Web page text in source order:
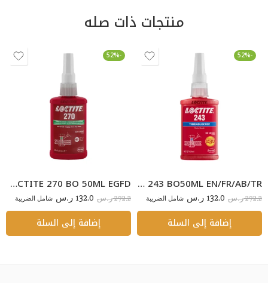
منتجات ذات صله
-52%
LOCTITE 243 BO50ML EN/FR/AB/TR
272.2 ر.س 132.0 ر.س شامل الضريبة
إضافة إلى السلة
-52%
LOCTITE 270 BO 50ML EGFD
272.2 ر.س 132.0 ر.س شامل الضريبة
إضافة إلى السلة